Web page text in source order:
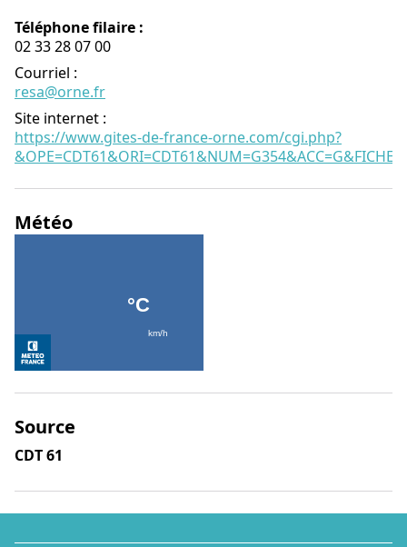
Téléphone filaire :
02 33 28 07 00
Courriel :
resa@orne.fr
Site internet :
https://www.gites-de-france-orne.com/cgi.php?
Météo
Source
CDT 61